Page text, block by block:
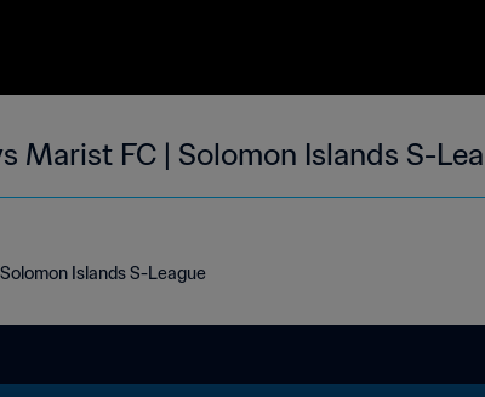
Marist FC | Solomon Islands S-
Islands S-League